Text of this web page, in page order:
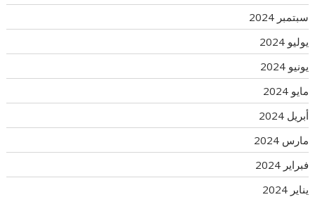
سبتمبر 2024
يوليو 2024
يونيو 2024
مايو 2024
أبريل 2024
مارس 2024
فبراير 2024
يناير 2024